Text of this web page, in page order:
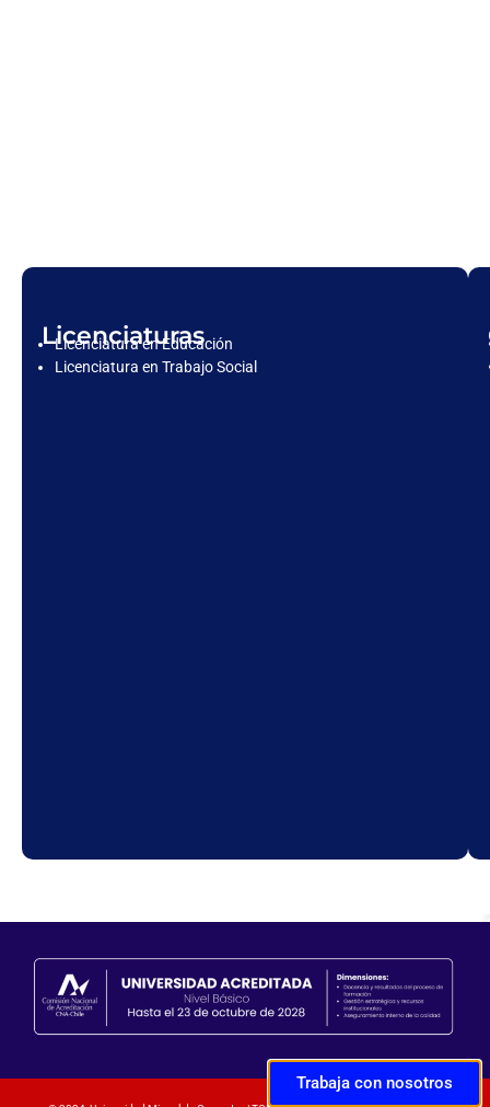
Licenciaturas
Licenciatura en Educación
Licenciatura en Trabajo Social
Trabaja con nosotros